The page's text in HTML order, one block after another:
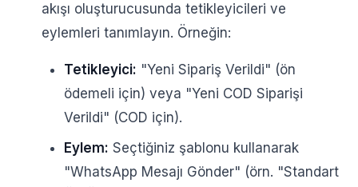
akışı oluşturucusunda tetikleyicileri ve
eylemleri tanımlayın. Örneğin:
Tetikleyici: "Yeni Sipariş Verildi" (ön
ödemeli için) veya "Yeni COD Siparişi
Verildi" (COD için).
Eylem: Seçtiğiniz şablonu kullanarak
"WhatsApp Mesajı Gönder" (örn. "Standart